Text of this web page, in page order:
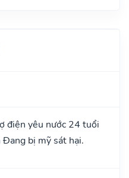
điện yêu nước 24 tuổi
Đang bị mỹ sát hại.